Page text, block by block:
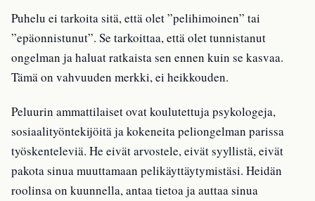
Puhelu ei tarkoita sitä, että olet ”pelihimoinen” tai
”epäonnistunut”. Se tarkoittaa, että olet tunnistanut
ongelman ja haluat ratkaista sen ennen kuin se kasvaa.
Tämä on vahvuuden merkki, ei heikkouden.
Peluurin ammattilaiset ovat koulutettuja psykologeja,
sosiaalityöntekijöitä ja kokeneita peliongelman parissa
työskenteleviä. He eivät arvostele, eivät syyllistä, eivät
pakota sinua muuttamaan pelikäyttäytymistäsi. Heidän
roolinsa on kuunnella, antaa tietoa ja auttaa sinua